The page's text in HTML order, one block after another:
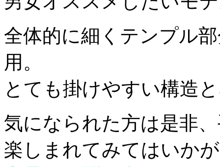
全体的に細くテンプル
用。
とても掛けやすい構造
気になられた方は是非
楽しまれてみてはいか